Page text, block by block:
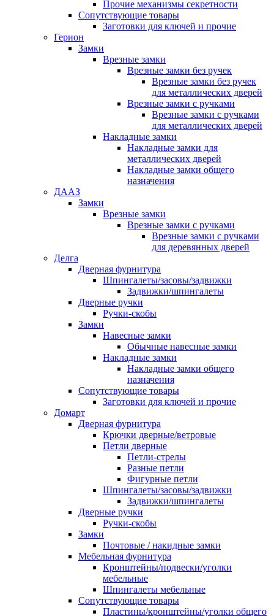
Прочие механизмы секретности
Сопутствующие товары
Заготовки для ключей и прочие
Герион
Замки
Врезные замки
Врезные замки без ручек
Врезные замки без ручек
для металлических дверей
Врезные замки с ручками
Врезные замки с ручками
для металлических дверей
Накладные замки
Накладные замки для
металлических дверей
Накладные замки общего
назначения
ДААЗ
Замки
Врезные замки
Врезные замки с ручками
Врезные замки с ручками
для деревянных дверей
Делга
Дверная фурнитура
Шпингалеты/засовы/задвижки
Задвижки/шпингалеты
Дверные ручки
Ручки-скобы
Замки
Навесные замки
Обычные навесные замки
Накладные замки
Накладные замки общего
назначения
Сопутствующие товары
Заготовки для ключей и прочие
Домарт
Дверная фурнитура
Крючки дверные/ветровые
Петли дверные
Петли-стрелы
Разные петли
Фигурные петли
Шпингалеты/засовы/задвижки
Задвижки/шпингалеты
Дверные ручки
Ручки-скобы
Замки
Почтовые / накидные замки
Мебельная фурнитура
Кронштейны/подвески/уголки
мебельные
Шпингалеты мебельные
Сопутствующие товары
Пластины/кронштейны/уголки общего